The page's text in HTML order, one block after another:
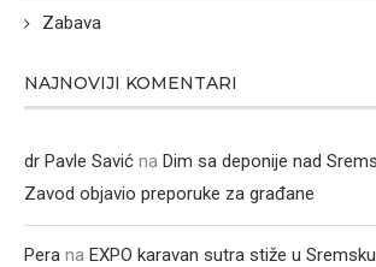
Zabava
NAJNOVIJI KOMENTARI
dr Pavle Savić na Dim sa deponije nad
Zavod objavio preporuke za građane
Pera na EXPO karavan sutra stiže u